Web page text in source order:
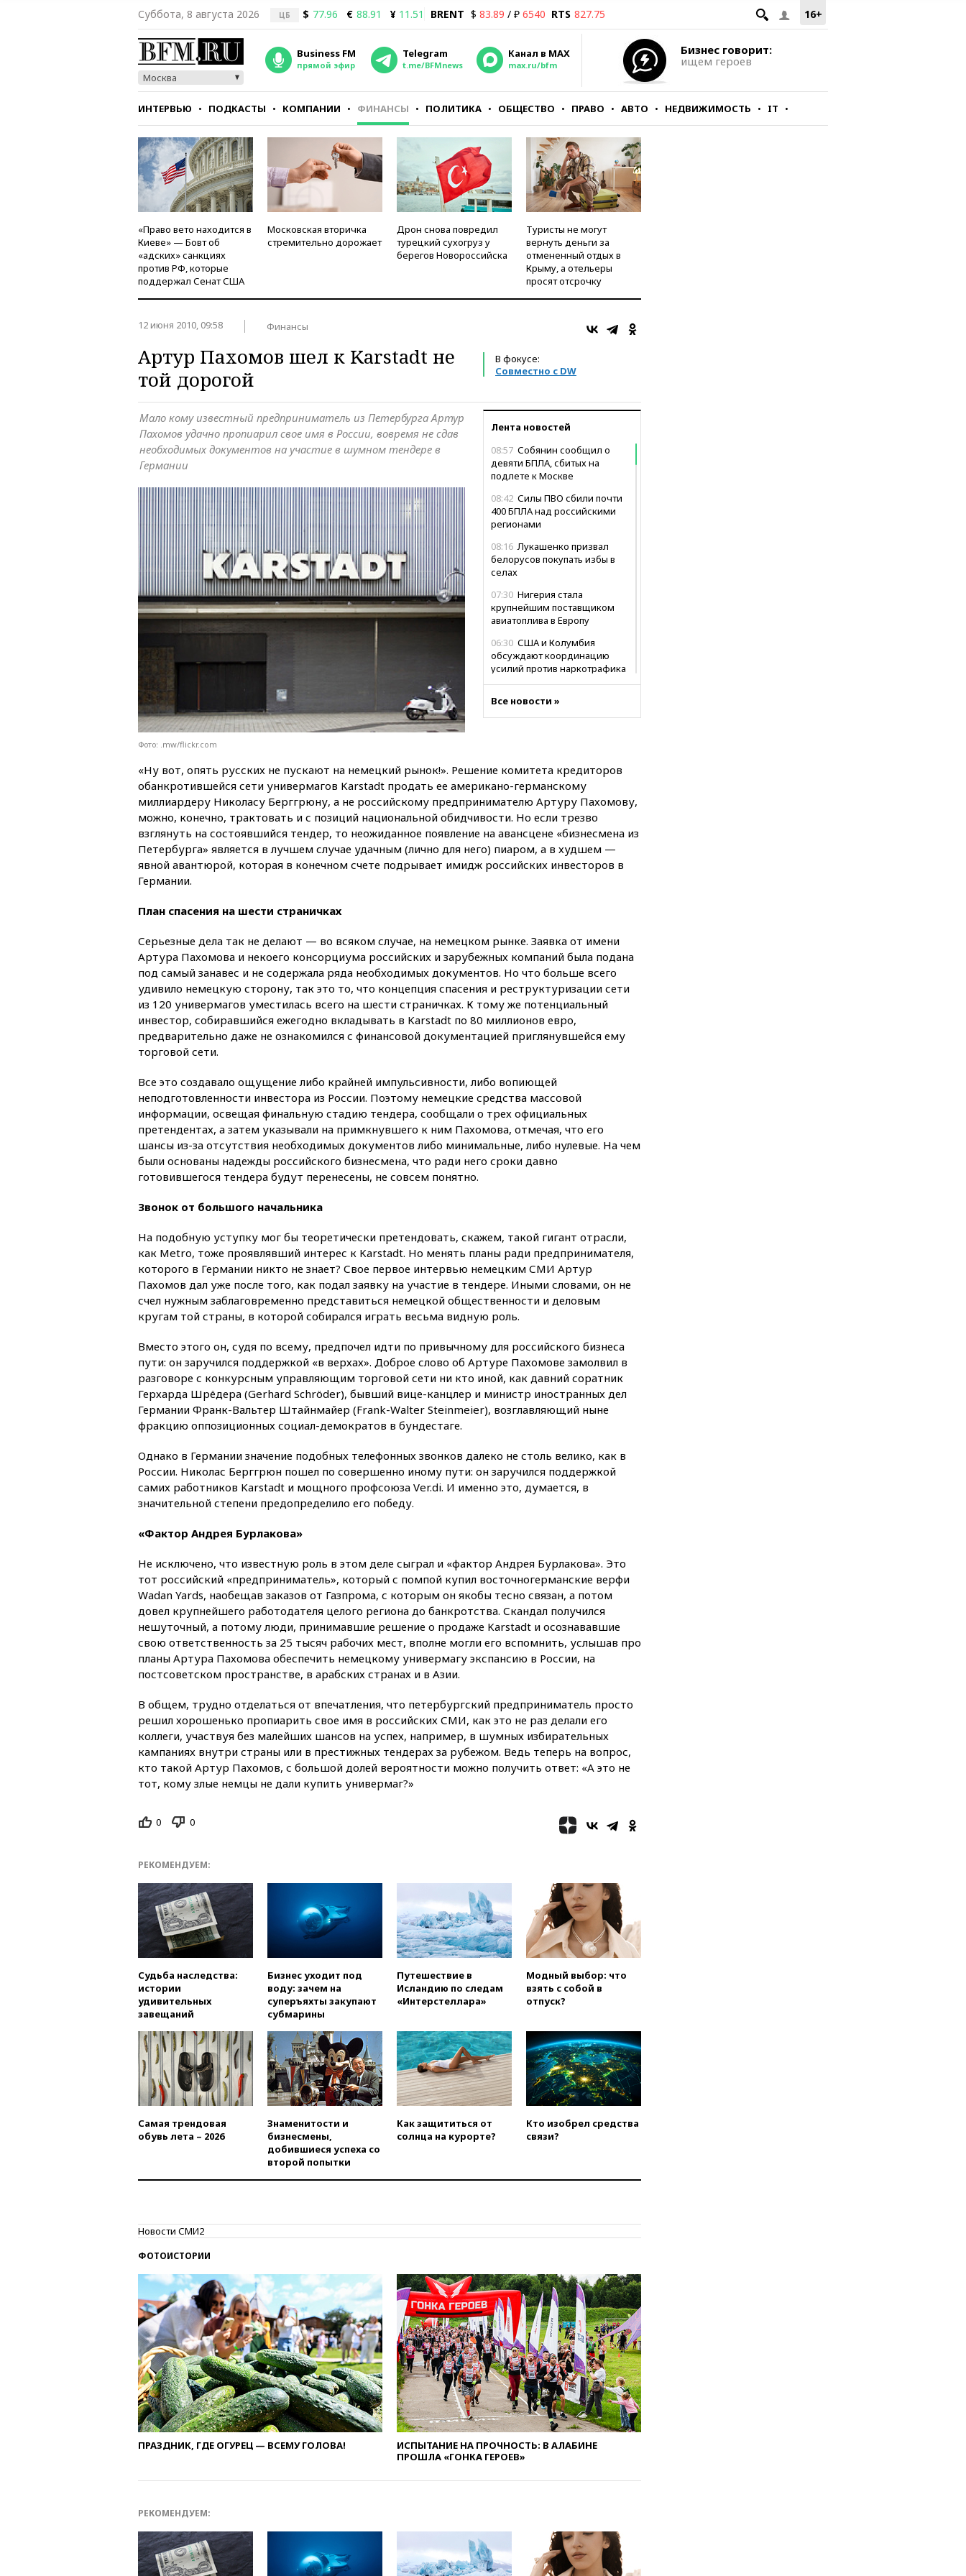
16+
Суббота, 8 августа 2026 ЦБ $ 77.96 € 88.91 ¥ 11.51 BRENT $ 83.89 / ₽ 6540 RTS 827.75
Москва
Business FM
прямой эфир
Telegram
t.me/BFMnews
Канал в MAX
max.ru/bfm
Бизнес говорит:
ищем героев
ИНТЕРВЬЮ ПОДКАСТЫ КОМПАНИИ ФИНАНСЫ ПОЛИТИКА ОБЩЕСТВО ПРАВО АВТО НЕДВИЖИМОСТЬ IT
СТИЛЬ ТЕСТЫ
«Право вето находится в
Киеве» — Бовт об
«адских» санкциях
против РФ, которые
поддержал Сенат США
Московская вторичка
стремительно дорожает
Дрон снова повредил
турецкий сухогруз у
берегов Новороссийска
Туристы не могут
вернуть деньги за
отмененный отдых в
Крыму, а отельеры
просят отсрочку
12 июня 2010, 09:58 Финансы
В фокусе:
Совместно с DW
Артур Пахомов шел к Karstadt не
той дорогой
Лента новостей
08:57 Собянин сообщил о
девяти БПЛА, сбитых на
подлете к Москве
08:42 Силы ПВО сбили почти
400 БПЛА над российскими
регионами
08:16 Лукашенко призвал
белорусов покупать избы в
селах
07:30 Нигерия стала
крупнейшим поставщиком
авиатоплива в Европу
06:30 США и Колумбия
обсуждают координацию
усилий против наркотрафика
присутствие в Сеуте на фоне
миграционного кризиса
02:30Трамп попросил
отпустить его с круглого стола
в Госдепе, чтобы «вести
войну»
01:35 Мигрант погиб при
попытке попасть из Марокко в
вчера, 23:35Лукашенко
объяснил экономическую
выгоду безвизового режима с
вчера, 22:59На башню
ресторана «Армения» в
Москве вернут утраченную
скульптуру балерины
протаранил погранпункт при
попытке попасть в Россию
вчера, 22:28Бессент
анонсировал скорое
соглашение о прекращении
огня США и Ирана
выделить средства на новые
РЛС для Белгородской
области
вчера, 21:56The Atlantic: Маск
отказал Украине в
атак вглубь РФ
вчера, 21:35После пожара на
складе в Брянске возбудили
уголовное дело
вчера, 21:26Лидеры сборной
РФ по гимнастике получили
вчера, 21:15Пентагон
опубликовал 16 новых видео с
НЛО
«Интервидение» точно
пройдет в 2026 году
вчера, 20:45ПВО за день
сбила еще 75 украинских
беспилотников над Россией
вчера, 20:35Велосипедист
погиб при атаке FPV-дрона в
заочно арестовали по делу о
финансировании
экстремизма
вчера, 20:20Суд США
постановил остановить
Сенат США
одобрил ужесточение
против журналистки Катерины
Гордеевой о фейках о ВС
России
вчера, 19:45
ISU предоставил
нейтральный статус
Трусовой
вчера, 19:35Зеленский
вчера, 19:19Россиянка
погибла во Французских
Альпах
вчера, 19:00 Открытое
ликвидировано
Черном море
погибли в результате удара
ВСУ по многоэтажке в Керчи
вчера, 18:25Беспилотник
атаковал турецкий сухогруз у
побережья Новороссийска
вчера, 18:18Товарооборот
Китая и России вырос в этом
году более чем на четверть
вчера, 17:55Мужчина получил
ранения при атаке дрона на
вчера, 17:48
пятилетний ребенок погиб при
падении из окна десятого
этажа
Все новости »
Мало кому известный предприниматель из Петербурга Артур
Пахомов удачно пропиарил свое имя в России, вовремя не сдав
необходимых документов на участие в шумном тендере в
Германии
Фото: .mw/flickr.com
«Ну вот, опять русских не пускают на немецкий рынок!». Решение комитета кредиторов
обанкротившейся сети универмагов Karstadt продать ее американо-германскому
миллиардеру Николасу Берггрюну, а не российскому предпринимателю Артуру Пахомову,
можно, конечно, трактовать и с позиций национальной обидчивости. Но если трезво
взглянуть на состоявшийся тендер, то неожиданное появление на авансцене «бизнесмена из
Петербурга» является в лучшем случае удачным (лично для него) пиаром, а в худшем —
явной авантюрой, которая в конечном счете подрывает имидж российских инвесторов в
Германии.
План спасения на шести страничках
Серьезные дела так не делают — во всяком случае, на немецком рынке. Заявка от имени
Артура Пахомова и некоего консорциума российских и зарубежных компаний была подана
под самый занавес и не содержала ряда необходимых документов. Но что больше всего
удивило немецкую сторону, так это то, что концепция спасения и реструктуризации сети
из 120 универмагов уместилась всего на шести страничках. К тому же потенциальный
инвестор, собиравшийся ежегодно вкладывать в Karstadt по 80 миллионов евро,
предварительно даже не ознакомился с финансовой документацией приглянувшейся ему
торговой сети.
Все это создавало ощущение либо крайней импульсивности, либо вопиющей
неподготовленности инвестора из России. Поэтому немецкие средства массовой
информации, освещая финальную стадию тендера, сообщали о трех официальных
претендентах, а затем указывали на примкнувшего к ним Пахомова, отмечая, что его
шансы из-за отсутствия необходимых документов либо минимальные, либо нулевые. На чем
были основаны надежды российского бизнесмена, что ради него сроки давно
готовившегося тендера будут перенесены, не совсем понятно.
Звонок от большого начальника
На подобную уступку мог бы теоретически претендовать, скажем, такой гигант отрасли,
как Metro, тоже проявлявший интерес к Karstadt. Но менять планы ради предпринимателя,
которого в Германии никто не знает? Свое первое интервью немецким СМИ Артур
Пахомов дал уже после того, как подал заявку на участие в тендере. Иными словами, он не
счел нужным заблаговременно представиться немецкой общественности и деловым
кругам той страны, в которой собирался играть весьма видную роль.
Вместо этого он, судя по всему, предпочел идти по привычному для российского бизнеса
пути: он заручился поддержкой «в верхах». Доброе слово об Артуре Пахомове замолвил в
разговоре с конкурсным управляющим торговой сети ни кто иной, как давний соратник
Герхарда Шрёдера (Gerhard Schröder), бывший вице-канцлер и министр иностранных дел
Германии Франк-Вальтер Штайнмайер (Frank-Walter Steinmeier), возглавляющий ныне
фракцию оппозиционных социал-демократов в бундестаге.
Однако в Германии значение подобных телефонных звонков далеко не столь велико, как в
России. Николас Берггрюн пошел по совершенно иному пути: он заручился поддержкой
самих работников Karstadt и мощного профсоюза Ver.di. И именно это, думается, в
значительной степени предопределило его победу.
«Фактор Андрея Бурлакова»
Не исключено, что известную роль в этом деле сыграл и «фактор Андрея Бурлакова». Это
тот российский «предприниматель», который с помпой купил восточногерманские верфи
Wadan Yards, наобещав заказов от Газпрома, с которым он якобы тесно связан, а потом
довел крупнейшего работодателя целого региона до банкротства. Скандал получился
нешуточный, а потому люди, принимавшие решение о продаже Karstadt и осознававшие
свою ответственность за 25 тысяч рабочих мест, вполне могли его вспомнить, услышав про
планы Артура Пахомова обеспечить немецкому универмагу экспансию в России, на
постсоветском пространстве, в арабских странах и в Азии.
В общем, трудно отделаться от впечатления, что петербургский предприниматель просто
решил хорошенько пропиарить свое имя в российских СМИ, как это не раз делали его
коллеги, участвуя без малейших шансов на успех, например, в шумных избирательных
кампаниях внутри страны или в престижных тендерах за рубежом. Ведь теперь на вопрос,
кто такой Артур Пахомов, с большой долей вероятности можно получить ответ: «А это не
тот, кому злые немцы не дали купить универмаг?»
0 0
РЕКОМЕНДУЕМ:
Судьба наследства:
истории
удивительных
завещаний
Бизнес уходит под
воду: зачем на
суперъяхты закупают
субмарины
Путешествие в
Исландию по следам
«Интерстеллара»
Модный выбор: что
взять с собой в
отпуск?
Самая трендовая
обувь лета – 2026
Знаменитости и
бизнесмены,
добившиеся успеха со
второй попытки
Как защититься от
солнца на курорте?
Кто изобрел средства
связи?
Новости СМИ2
ФОТОИСТОРИИ
ПРАЗДНИК, ГДЕ ОГУРЕЦ — ВСЕМУ ГОЛОВА!
ИСПЫТАНИЕ НА ПРОЧНОСТЬ: В АЛАБИНЕ
ПРОШЛА «ГОНКА ГЕРОЕВ»
РЕКОМЕНДУЕМ: